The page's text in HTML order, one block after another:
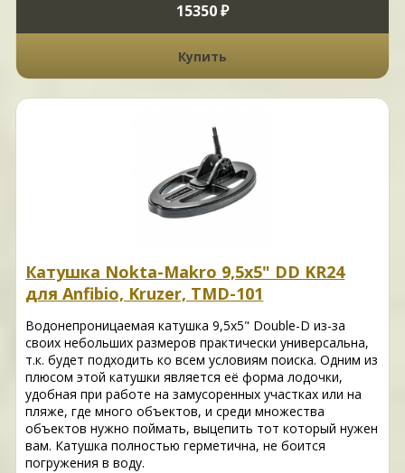
15350 ₽
Купить
Катушка Nokta-Makro 9,5x5" DD KR24
для Anfibio, Kruzer, TMD-101
Водонепроницаемая катушка 9,5x5" Double-D из-за
своих небольших размеров практически универсальна,
т.к. будет подходить ко всем условиям поиска. Одним из
плюсом этой катушки является её форма лодочки,
удобная при работе на замусоренных участках или на
пляже, где много объектов, и среди множества
объектов нужно поймать, выцепить тот который нужен
вам. Катушка полностью герметична, не боится
погружения в воду.